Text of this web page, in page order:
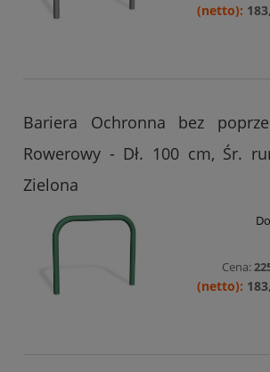
Bariera Ochronna bez
Rowerowy - Dł. 100 cm, Śr.
Zielona
Cena: